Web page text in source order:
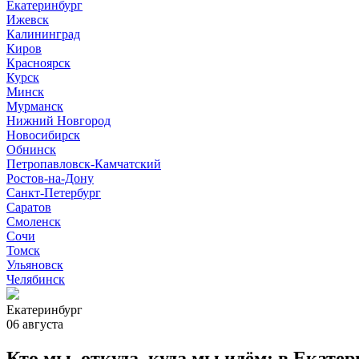
Екатеринбург
Ижевск
Калининград
Киров
Красноярск
Курск
Минск
Мурманск
Нижний Новгород
Новосибирск
Обнинск
Петропавловск-Камчатский
Ростов-на-Дону
Санкт-Петербург
Саратов
Смоленск
Сочи
Томск
Ульяновск
Челябинск
Екатеринбург
06 августа